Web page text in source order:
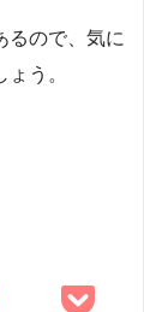
るので、気に
う。